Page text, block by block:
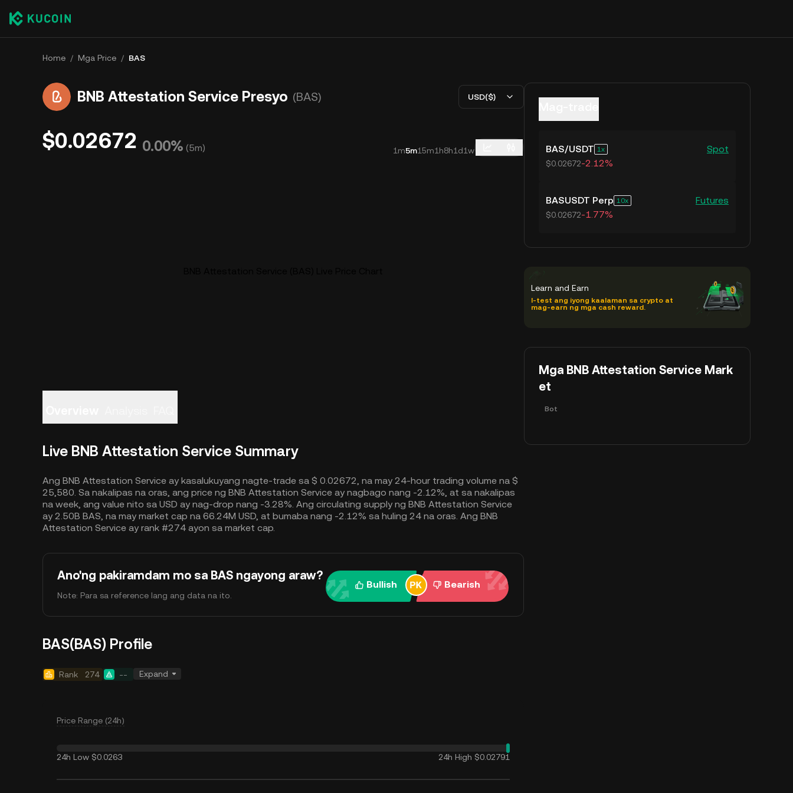
Home / Mga Price / BAS
BNB Attestation Service Presyo (BAS) USD($)
$0.02672 0.00% (5m) 1m5m15m1h8h1d1w
Live BNB Attestation Service Summary
Ang BNB Attestation Service ay kasalukuyang nagte-trade sa $ 0.02672, na may 24-hour trading volume na $
25,580. Sa nakalipas na oras, ang price ng BNB Attestation Service ay nagbago nang -2.12%, at sa nakalipas
na week, ang value nito sa USD ay nag-drop nang -3.28%. Ang circulating supply ng BNB Attestation Service
ay 2.50B BAS, na may market cap na 66.24M USD, at bumaba nang -2.12% sa huling 24 na oras. Ang BNB
Attestation Service ay rank #274 ayon sa market cap.
Ano'ng pakiramdam mo sa BAS ngayong araw?
Note: Para sa reference lang ang data na ito.
Bullish Bearish
BAS(BAS) Profile
Rank 274 -- Expand
Price Range (24h)
24h Low $0.0263 24h High $0.02791
BAS/USDT 1 Spot
$0.02672-2.12%
BASUSDT Perp 10 Futures
$0.02672-1.77%
Learn and Earn
I-test ang iyong kaalaman sa crypto at
mag-earn ng mga cash reward.
Mga BNB Attestation Service Mark
et
Bot